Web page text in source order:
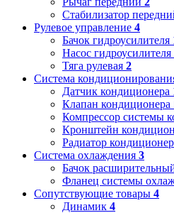
Стабилизатор
Рулевое управление 4
Бачок гидроусилителя
Насос гидроусилителя
Тяга рулевая 2
Система
Датчик кондиционера
Клапан кондиционера
Компрессор системы
Кронштейн
Радиатор
Система охлаждения 3
Бачок
Фланец системы
Сопутствующие товары 4
Динамик 4